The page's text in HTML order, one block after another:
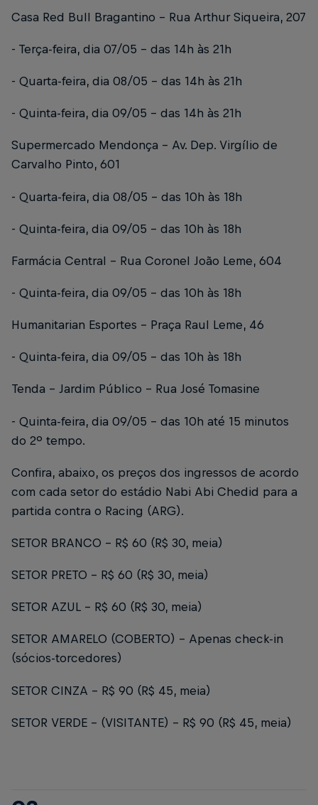
Casa Red Bull Bragantino – Rua Arthur Siqueira, 207
- Terça-feira, dia 07/05 – das 14h às 21h
- Quarta-feira, dia 08/05 – das 14h às 21h
- Quinta-feira, dia 09/05 – das 14h às 21h
Supermercado Mendonça - Av. Dep. Virgílio de
Carvalho Pinto, 601
- Quarta-feira, dia 08/05 – das 10h às 18h
- Quinta-feira, dia 09/05 – das 10h às 18h
Farmácia Central – Rua Coronel João Leme, 604
- Quinta-feira, dia 09/05 – das 10h às 18h
Humanitarian Esportes – Praça Raul Leme, 46
- Quinta-feira, dia 09/05 – das 10h às 18h
Tenda - Jardim Público – Rua José Tomasine
- Quinta-feira, dia 09/05 – das 10h até 15 minutos
do 2º tempo.
Confira, abaixo, os preços dos ingressos de acordo
com cada setor do estádio Nabi Abi Chedid para a
partida contra o Racing (ARG).
SETOR BRANCO – R$ 60 (R$ 30, meia)
SETOR PRETO – R$ 60 (R$ 30, meia)
SETOR AZUL – R$ 60 (R$ 30, meia)
SETOR AMARELO (COBERTO) - Apenas check-in
(sócios-torcedores)
SETOR CINZA – R$ 90 (R$ 45, meia)
SETOR VERDE - (VISITANTE) – R$ 90 (R$ 45, meia)